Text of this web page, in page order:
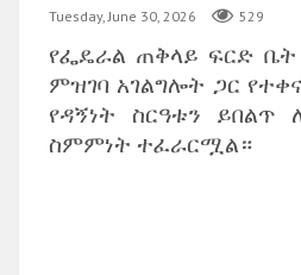
Tuesday, June 30, 2026 529
‎የፌዴራል ጠቅላይ ፍርድ
ምዝገባ አገልግሎት ጋር
የዳኝነት ስርዓቱን ይበልጥ
ስምምነት ተፈራርሟል።